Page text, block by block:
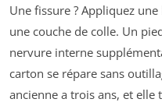
Une fissure ? Appliquez
une couche de colle. Un
nervure interne
carton se répare sans
ancienne a trois ans, et